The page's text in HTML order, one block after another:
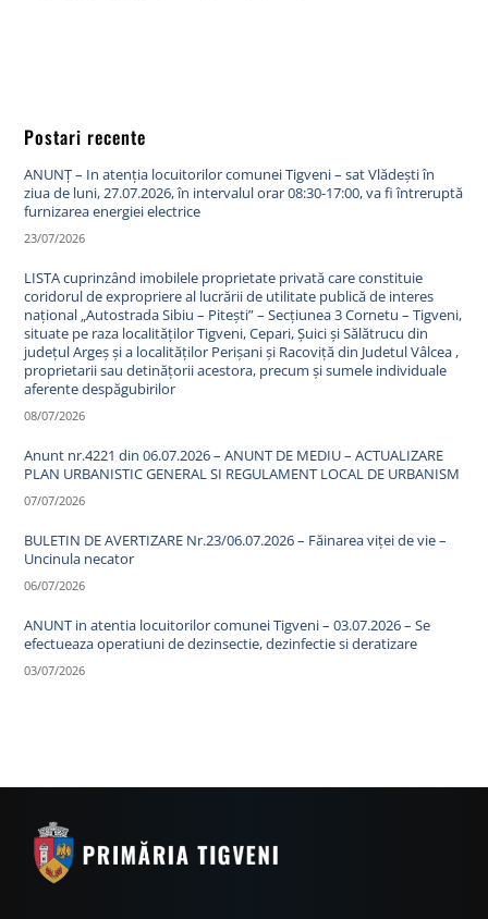
Postari recente
ANUNȚ – In atenția locuitorilor comunei Tigveni – sat Vlădești în
ziua de luni, 27.07.2026, în intervalul orar 08:30-17:00, va fi întreruptă
furnizarea energiei electrice
23/07/2026
LISTA cuprinzând imobilele proprietate privată care constituie
coridorul de expropriere al lucrării de utilitate publică de interes
național „Autostrada Sibiu – Pitești” – Secțiunea 3 Cornetu – Tigveni,
situate pe raza localităților Tigveni, Cepari, Șuici și Sălătrucu din
județul Argeș și a localităților Perișani și Racoviță din Judetul Vâlcea ,
proprietarii sau detinățorii acestora, precum și sumele individuale
aferente despăgubirilor
08/07/2026
Anunt nr.4221 din 06.07.2026 – ANUNT DE MEDIU – ACTUALIZARE
PLAN URBANISTIC GENERAL SI REGULAMENT LOCAL DE URBANISM
07/07/2026
BULETIN DE AVERTIZARE Nr.23/06.07.2026 – Făinarea viței de vie –
Uncinula necator
06/07/2026
ANUNT in atentia locuitorilor comunei Tigveni – 03.07.2026 – Se
efectueaza operatiuni de dezinsectie, dezinfectie si deratizare
03/07/2026